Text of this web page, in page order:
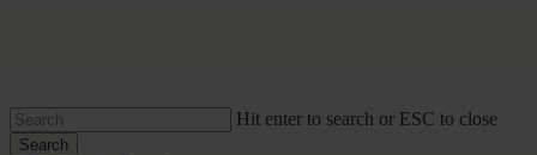
Hit enter to search or ESC to close
Search